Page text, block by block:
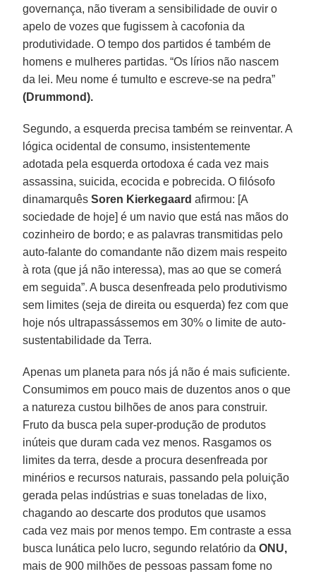
governança, não tiveram a sensibilidade de ouvir o
apelo de vozes que fugissem à cacofonia da
produtividade. O tempo dos partidos é também de
homens e mulheres partidas. “Os lírios não nascem
da lei. Meu nome é tumulto e escreve-se na pedra”
(Drummond).
Segundo, a esquerda precisa também se reinventar. A
lógica ocidental de consumo, insistentemente
adotada pela esquerda ortodoxa é cada vez mais
assassina, suicida, ecocida e pobrecida. O filósofo
dinamarquêsSoren Kierkegaard afirmou: [A
sociedade de hoje] é um navio que está nas mãos do
cozinheiro de bordo; e as palavras transmitidas pelo
auto-falante do comandante não dizem mais respeito
à rota (que já não interessa), mas ao que se comerá
em seguida”. A busca desenfreada pelo produtivismo
sem limites (seja de direita ou esquerda) fez com que
hoje nós ultrapassássemos em 30% o limite de auto-
sustentabilidade da Terra.
Apenas um planeta para nós já não é mais suficiente.
Consumimos em pouco mais de duzentos anos o que
a natureza custou bilhões de anos para construir.
Fruto da busca pela super-produção de produtos
inúteis que duram cada vez menos. Rasgamos os
limites da terra, desde a procura desenfreada por
minérios e recursos naturais, passando pela poluição
gerada pelas indústrias e suas toneladas de lixo,
chagando ao descarte dos produtos que usamos
cada vez mais por menos tempo. Em contraste a essa
busca lunática pelo lucro, segundo relatório daONU,
mais de 900 milhões de pessoas passam fome no